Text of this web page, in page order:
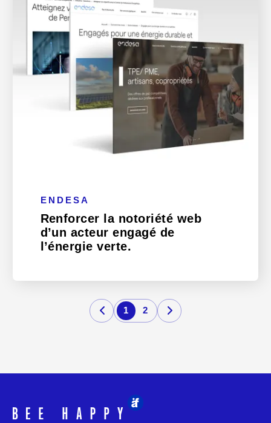
ENDESA
Renforcer la notoriété web
d’un acteur engagé de
l’énergie verte.
1 2